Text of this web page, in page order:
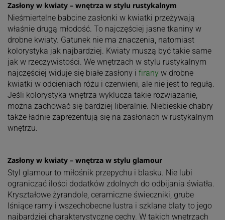
Zasłony w kwiaty – wnętrza w stylu rustykalnym
Nieśmiertelne babcine zasłonki w kwiatki przeżywają
właśnie drugą młodość. To najczęściej jasne tkaniny w
drobne kwiaty. Gatunek nie ma znaczenia, natomiast
kolorystyka jak najbardziej. Kwiaty muszą być takie same
jak w rzeczywistości. We wnętrzach w stylu rustykalnym
najczęściej widuje się białe zasłony i firanyw drobne
kwiatki w odcieniach różu i czerwieni, ale nie jest to regułą.
Jeśli kolorystyka wnętrza wyklucza takie rozwiązanie,
można zachować się bardziej liberalnie. Niebieskie chabry
także ładnie zaprezentują się na zasłonach w rustykalnym
wnętrzu.
Zasłony w kwiaty – wnętrza w stylu glamour
Styl glamour to miłośnik przepychu i blasku. Nie lubi
ograniczać ilości dodatków zdolnych do odbijania światła.
Kryształowe żyrandole, ceramiczne świeczniki, grube
lśniące ramy i wszechobecne lustra i szklane blaty to jego
najbardziej charakterystyczne cechy. W takich wnętrzach